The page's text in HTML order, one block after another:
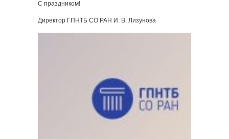
С праздником!
Директор ГПНТБ СО РАН И. В. Лизунова